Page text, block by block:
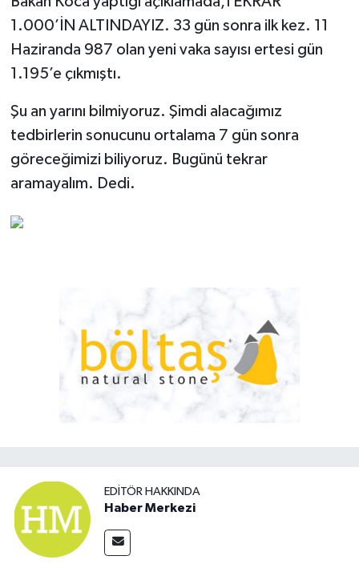
1.000’İN ALTINDAYIZ. 33 gün sonra ilk kez. 11
Haziranda 987 olan yeni vaka sayısı ertesi gün
1.195’e çıkmıştı.
Şu an yarını bilmiyoruz. Şimdi alacağımız
tedbirlerin sonucunu ortalama 7 gün sonra
göreceğimizi biliyoruz. Bugünü tekrar
aramayalım. Dedi.
EDITÖR HAKKINDA
Haber Merkezi